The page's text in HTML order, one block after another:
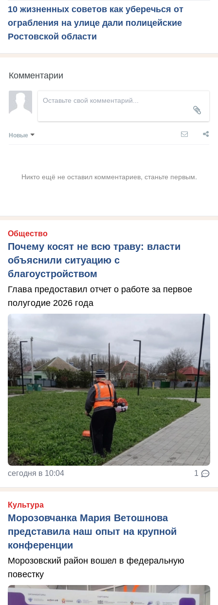
10 жизненных советов как уберечься от
ограбления на улице дали полицейские
Ростовской области
Комментарии
Новые
Никто ещё не оставил комментариев, станьте первым.
Общество
Почему косят не всю траву: власти
объяснили ситуацию с
благоустройством
Глава предоставил отчет о работе за первое
полугодие 2026 года
сегодня в 10:04 1
Культура
Морозовчанка Мария Ветошнова
представила наш опыт на крупной
конференции
Морозовский район вошел в федеральную
повестку